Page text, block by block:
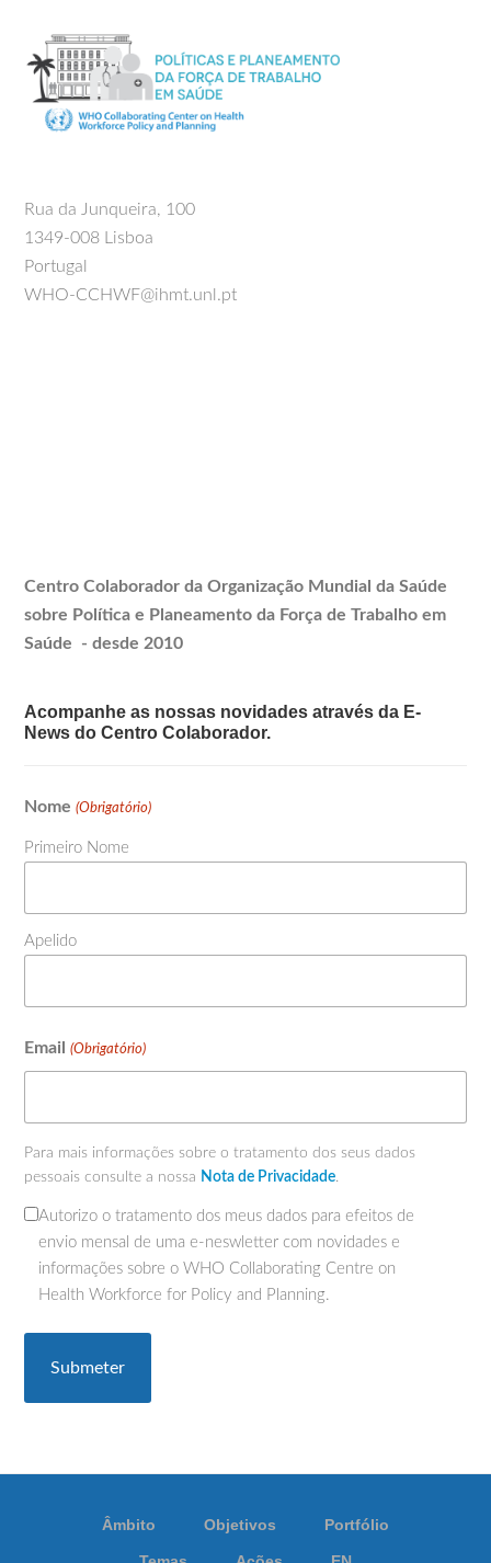
Rua da Junqueira, 100
1349-008 Lisboa
Portugal
WHO-CCHWF@ihmt.unl.pt
Centro Colaborador da Organização Mundial da Saúde
sobre Política e Planeamentoda Força de Trabalho em
Saúde - desde 2010
Acompanhe as nossas novidades através da E-
News do Centro Colaborador.
Nome (Obrigatório)
Primeiro Nome
Apelido
Email (Obrigatório)
Para mais informações sobre o tratamento dos seus dados
pessoais consulte a nossa Nota de Privacidade.
(Obrigatório)
Autorizo o tratamento dos meus dados para efeitos de
envio mensal de uma e-neswletter com novidades e
informações sobre o WHO Collaborating Centre on
Health Workforce for Policy and Planning.
Âmbito Objetivos Portfólio